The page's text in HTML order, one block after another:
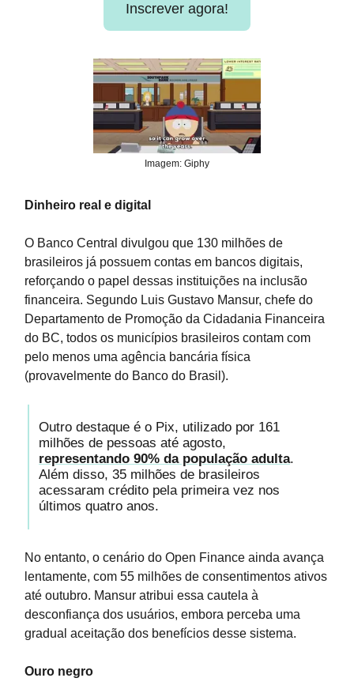
Inscrever agora!
Imagem: Giphy
Dinheiro real e digital
O Banco Central divulgou que 130 milhões de
brasileiros já possuem contas em bancos digitais,
reforçando o papel dessas instituições na inclusão
financeira. Segundo Luis Gustavo Mansur, chefe do
Departamento de Promoção da Cidadania Financeira
do BC, todos os municípios brasileiros contam com
pelo menos uma agência bancária física
(provavelmente do Banco do Brasil).
Outro destaque é o Pix, utilizado por 161
milhões de pessoas até agosto,
representando 90% da população adulta.
Além disso, 35 milhões de brasileiros
acessaram crédito pela primeira vez nos
últimos quatro anos.
No entanto, o cenário do Open Finance ainda avança
lentamente, com 55 milhões de consentimentos ativos
até outubro. Mansur atribui essa cautela à
desconfiança dos usuários, embora perceba uma
gradual aceitação dos benefícios desse sistema.
Ouro negro